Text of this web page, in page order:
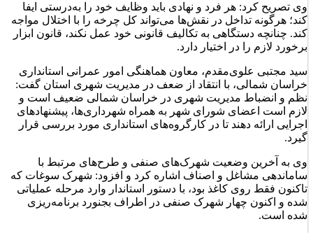
وی تصریح کرد: هر فرد و نهادی باید وظایف خود را به‌درستی ایفا
کند؛ هرگونه تداخل در نقش‌ها می‌تواند کل چرخه را با اختلال مواجه
کند. چنانچه دستگاهی به تکالیف قانونی خود عمل نکند، قانون ابزار
برخورد لازم را در اختیار دارد.
سید مجتبی علوی‌مقدم، معاون هماهنگی امور عمرانی استانداری
خراسان شمالی، با انتقاد از ضعف در مدیریت شهری استان گفت:
نظم و انضباط مدیریت شهری در خراسان شمالی ضعیف است و
لازم است اعضای شورای شهر به همراه شهرداری‌ها، پیشنهادهای
اجرایی ارائه دهند تا در کارگروه‌های استانداری مورد بررسی قرار
گیرد.
وی به آخرین وضعیت شهرک‌های صنفی و طرح‌های مرتبط با
ساماندهی مشاغل و اصناف اشاره کرد و افزود: شهرک سوغات که
تاکنون فقط روی کاغذ بود، با دستور استاندار وارد مرحله عملیاتی
شده و اکنون چهار شهرک صنفی در اطراف بجنورد برنامه‌ریزی
شده است.